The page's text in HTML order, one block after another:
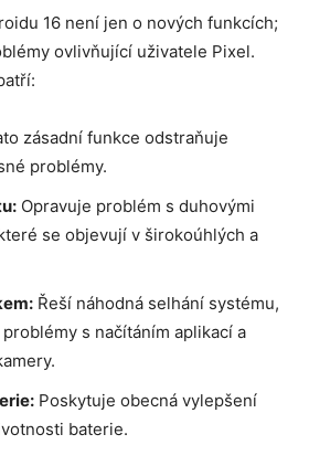
16 není jen o nových funkcích;
ovlivňující uživatele Pixel.
zásadní funkce odstraňuje
problémy.
Opravuje problém s duhovými
se objevují v širokoúhlých a
Řeší náhodná selhání systému,
s načítáním aplikací a
Poskytuje obecná vylepšení
baterie.